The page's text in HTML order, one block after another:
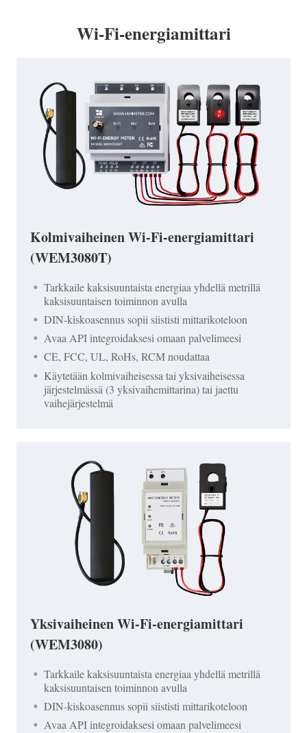
Wi-Fi-energiamittari
Kolmivaiheinen Wi-Fi-energiamittari
(WEM3080T)
Tarkkaile kaksisuuntaista energiaa yhdellä metrillä
kaksisuuntaisen toiminnon avulla
DIN-kiskoasennus sopii siististi mittarikoteloon
Avaa API integroidaksesi omaan palvelimeesi
CE, FCC, UL, RoHs, RCM noudattaa
Käytetään kolmivaiheisessa tai yksivaiheisessa
järjestelmässä (3 yksivaihemittarina) tai jaettu
vaihejärjestelmä
Yksivaiheinen Wi-Fi-energiamittari
(WEM3080)
Tarkkaile kaksisuuntaista energiaa yhdellä metrillä
kaksisuuntaisen toiminnon avulla
DIN-kiskoasennus sopii siististi mittarikoteloon
Avaa API integroidaksesi omaan palvelimeesi